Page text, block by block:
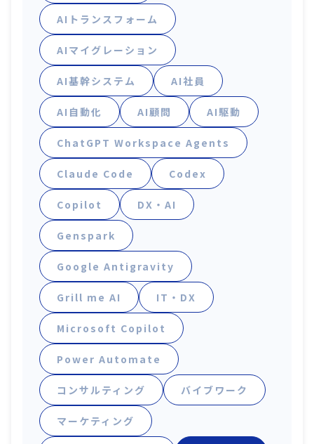
AIトランスフォーム
AIマイグレーション
AI基幹システム AI社員
AI自動化 AI顧問 AI駆動
ChatGPT Workspace Agents
Claude Code Codex
Copilot DX・AI
Genspark
Google Antigravity
Grill me AI IT・DX
Microsoft Copilot
Power Automate
コンサルティング バイブワーク
マーケティング